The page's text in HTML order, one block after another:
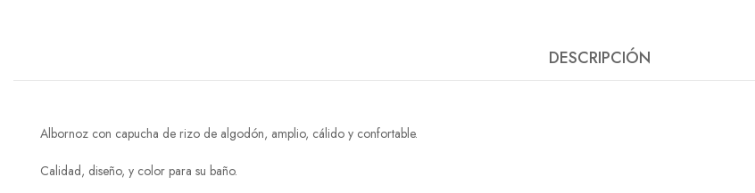
DESCRIPCIÓN
Albornoz con capucha de rizo de algodón, amplio, cálido y confortable.
Calidad, diseño, y color para su baño.